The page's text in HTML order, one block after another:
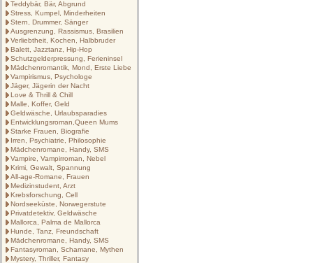
Teddybär, Bär, Abgrund
Stress, Kumpel, Minderheiten
Stern, Drummer, Sänger
Ausgrenzung, Rassismus, Brasilien
Verliebtheit, Kochen, Halbbruder
Balett, Jazztanz, Hip-Hop
Schutzgelderpressung, Ferieninsel
Mädchenromantik, Mond, Erste Liebe
Vampirismus, Psychologe
Jäger, Jägerin der Nacht
Love & Thrill & Chill
Malle, Koffer, Geld
Geldwäsche, Urlaubsparadies
Entwicklungsroman,Queen Mums
Starke Frauen, Biografie
Irren, Psychiatrie, Philosophie
Mädchenromane, Handy, SMS
Vampire, Vampirroman, Nebel
Krimi, Gewalt, Spannung
All-age-Romane, Frauen
Medizinstudent, Arzt
Krebsforschung, Cell
Nordseeküste, Norwegerstute
Privatdetektiv, Geldwäsche
Mallorca, Palma de Mallorca
Hunde, Tanz, Freundschaft
Mädchenromane, Handy, SMS
Fantasyroman, Schamane, Mythen
Mystery, Thriller, Fantasy